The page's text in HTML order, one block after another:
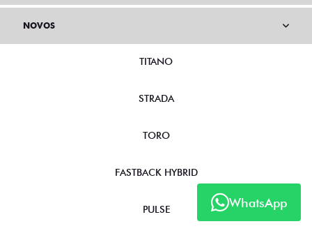
WhatsApp
OFERTAS
TITANO
STRADA
TORO
FASTBACK HYBRID